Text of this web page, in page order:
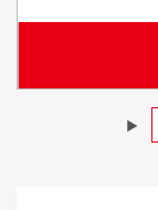
ê
e